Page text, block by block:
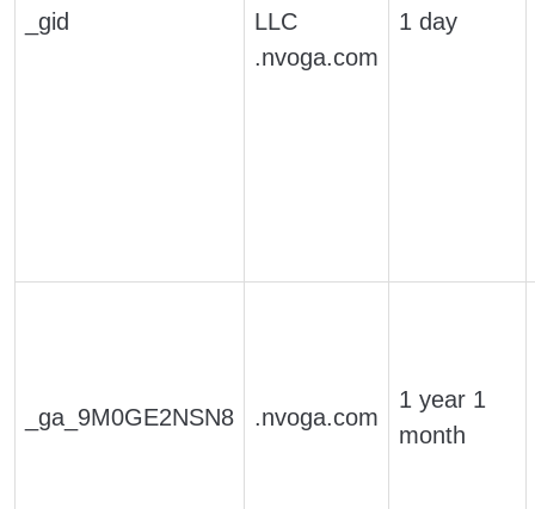
_gid
LLC
.nvoga.com
1 day
_ga_9M0GE2NSN8 .nvoga.com
1 year 1
month